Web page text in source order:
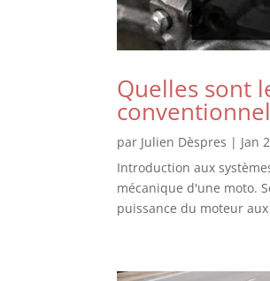
Quelles sont
par Julien Dèspres | Jan
Introduction aux
mécanique d'une moto.
puissance du moteur